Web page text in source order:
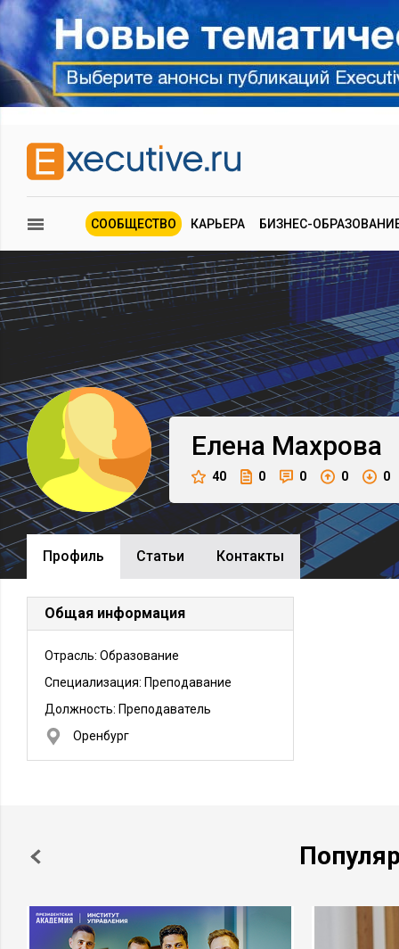
СООБЩЕСТВО КАРЬЕРА БИЗНЕС-
Елена Махрова
40 0 0 0 0
Профиль Cтатьи Контакты
Общая информация
Отрасль: Образование
Специализация: Преподавание
Должность: Преподаватель
Оренбург